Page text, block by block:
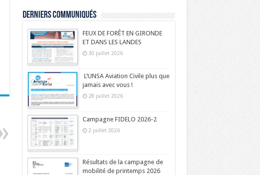
Derniers communiqués
FEUX DE FORÊT EN GIRONDE
ET DANS LES LANDES
30 juillet 2026
L’UNSA Aviation Civile plus que
jamais avec vous !
28 juillet 2026
Campagne FIDELO 2026-2
2 juillet 2026
Résultats de la campagne de
mobilité de printemps 2026